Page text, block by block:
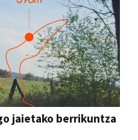
jaietako berrikuntza